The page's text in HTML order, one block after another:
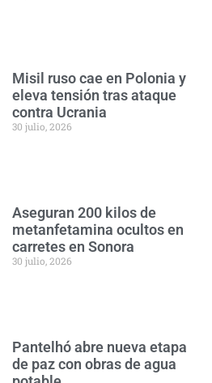
Misil ruso cae en Polonia y
eleva tensión tras ataque
contra Ucrania
30 julio, 2026
Aseguran 200 kilos de
metanfetamina ocultos en
carretes en Sonora
30 julio, 2026
Pantelhó abre nueva etapa
de paz con obras de agua